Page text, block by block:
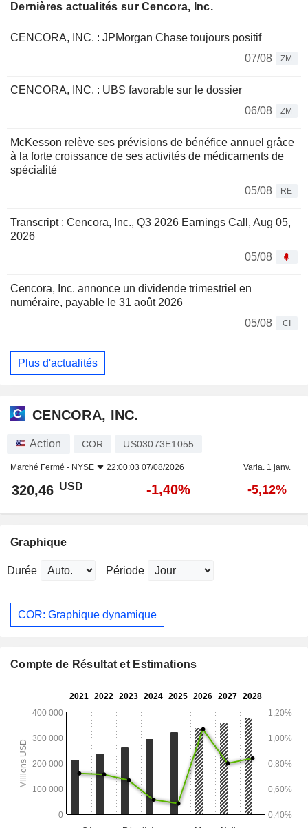
Dernières actualités sur Cencora, Inc.
CENCORA, INC. : JPMorgan Chase toujours positif
07/08
ZM
CENCORA, INC. : UBS favorable sur le dossier
06/08
ZM
McKesson relève ses prévisions de bénéfice annuel grâce
à la forte croissance de ses activités de médicaments de
spécialité
05/08
RE
Transcript : Cencora, Inc., Q3 2026 Earnings Call, Aug 05,
2026
05/08
Cencora, Inc. annonce un dividende trimestriel en
numéraire, payable le 31 août 2026
05/08
CI
Plus d'actualités
CENCORA, INC.
Action COR US03073E1055
Marché Fermé - NYSE 22:00:03 07/08/2026 Varia. 1 janv.
320,46 USD -1,40% -5,12%
Graphique
Durée Période
COR: Graphique dynamique
Compte de Résultat et Estimations